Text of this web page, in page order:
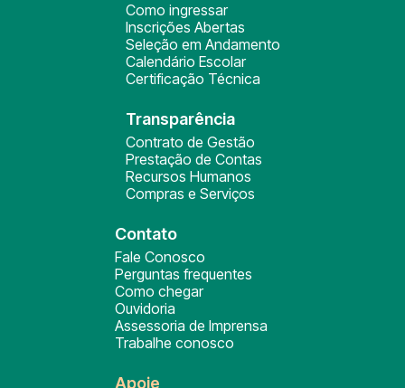
Como ingressar
Inscrições Abertas
Seleção em Andamento
Calendário Escolar
Certificação Técnica
Transparência
Contrato de Gestão
Prestação de Contas
Recursos Humanos
Compras e Serviços
Contato
Fale Conosco
Perguntas frequentes
Como chegar
Ouvidoria
Assessoria de Imprensa
Trabalhe conosco
Apoie